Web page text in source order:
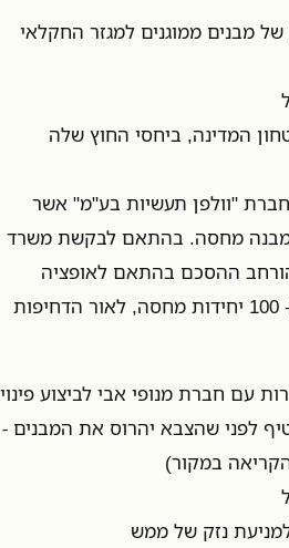
מבנים ממוגנים למגזר החקלאי
המדינה, ביחסי החוץ שלה
"וולפן תעשיות בע"מ" אשר
במכרז לאספקת 36 מבנה מחסה. בהתאם לבקשת משרד
ההסכם בהתאם לאופציה
שהיתה קיימת בחוזה עד כ- 100 יחידות מחסה, לאור הדחיפות
חברת מנופי אבי לביצוע פינוי
לפני שהצבא יהרוס את המבנים -
במקור)
נזק של ממש